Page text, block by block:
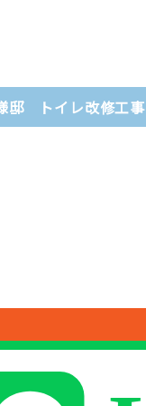
邸 トイレ改修工事